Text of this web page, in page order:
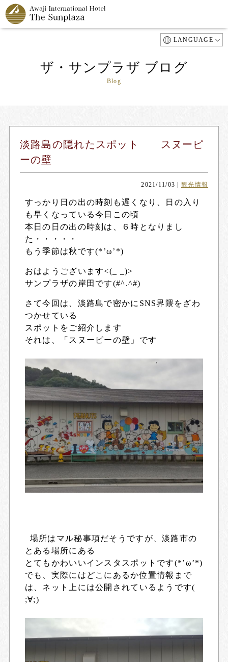
LANGUAGE
ザ・サンプラザ ブログ
Blog
淡路島の隠れたスポット スヌーピ
ーの壁
2021/11/03 観光情報
すっかり日の出の時刻も遅くなり、日の入り
も早くなっている今日この頃
本日の日の出の時刻は、６時となりまし
た・・・・・
もう季節は秋です(*’ω’*)
おはようございます<(_ _)>
サンプラザの岸田です(#^.^#)
さて今回は、淡路島で密かにSNS界隈をざわ
つかせている
スポットをご紹介します
それは、「スヌーピーの壁」です
場所はマル秘事項だそうですが、淡路市の
とある場所にある
とてもかわいいインスタスポットです(*’ω’*)
でも、実際にはどこにあるか位置情報まで
は、ネット上には公開されているようです(
;∀;)